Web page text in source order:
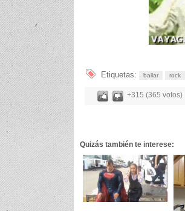
Etiquetas: bailar rock
+315 (365 votos)
Quizás también te interese: